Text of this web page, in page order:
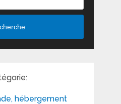
hébergement